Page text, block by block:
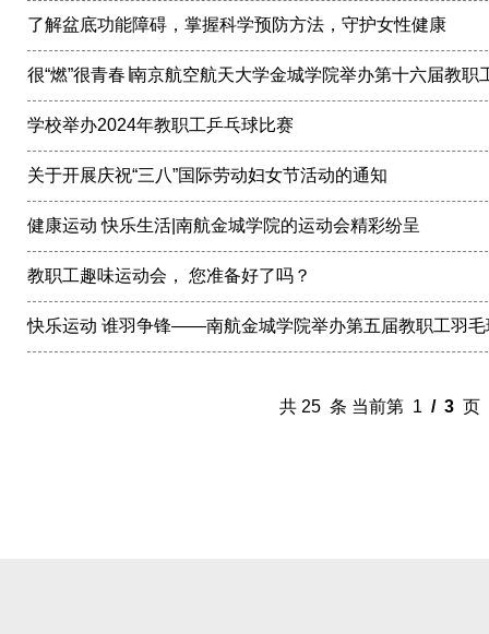
了解盆底功能障碍，掌握科学预防方法，守护女性健康
很“燃”很青春∣南京航空航天大学金城学院举办第十六届教职
学校举办2024年教职工乒乓球比赛
关于开展庆祝“三八”国际劳动妇女节活动的通知
健康运动 快乐生活|南航金城学院的运动会精彩纷呈
教职工趣味运动会， 您准备好了吗？
快乐运动 谁羽争锋——南航金城学院举办第五届教职工羽毛
共 25 条 当前第 1 / 3 页